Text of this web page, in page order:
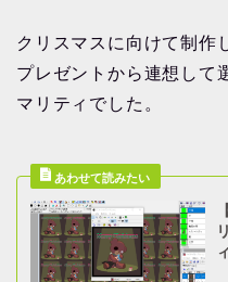
クリスマスに向けて制作
プレゼントから連想して
マリティでした。